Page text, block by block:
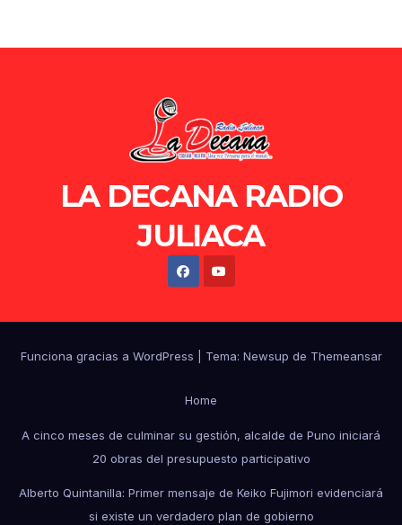
LA DECANA RADIO
JULIACA
Funciona gracias a WordPress Tema: Newsup de Themeansar
Home
A cinco meses de culminar su gestión, alcalde de Puno iniciará
20 obras del presupuesto participativo
Alberto Quintanilla: Primer mensaje de Keiko Fujimori evidenciará
si existe un verdadero plan de gobierno